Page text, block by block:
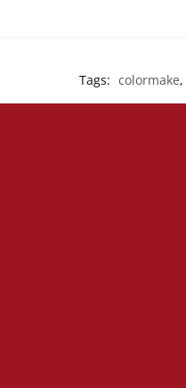
Tags: colormake,